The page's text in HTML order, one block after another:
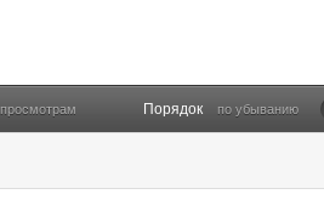
просмотрам Порядок по убыванию